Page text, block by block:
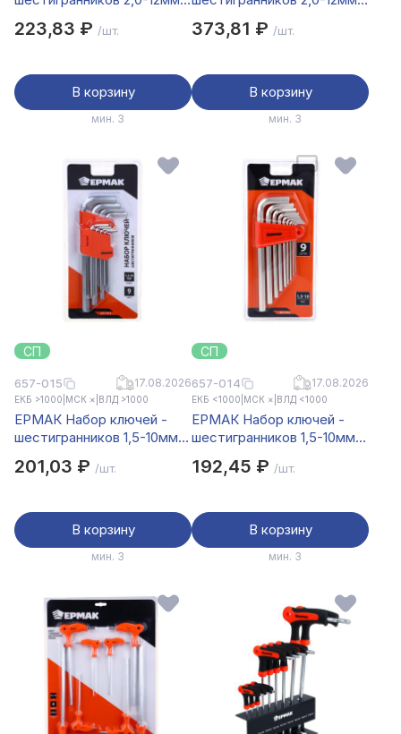
223,83 ₽ /шт.
В корзину
мин. 3
373,81 ₽ /шт.
В корзину
мин. 3
СП
657-015 17.08.2026
ЕКБ >1000 МСК × ВЛД >1000
ЕРМАК Набор ключей -
шестигранников 1,5-10мм,
201,03 ₽ /шт.
В корзину
мин. 3
СП
657-014 17.08.2026
ЕКБ <1000 МСК × ВЛД <1000
ЕРМАК Набор ключей -
шестигранников 1,5-10мм,
192,45 ₽ /шт.
В корзину
мин. 3